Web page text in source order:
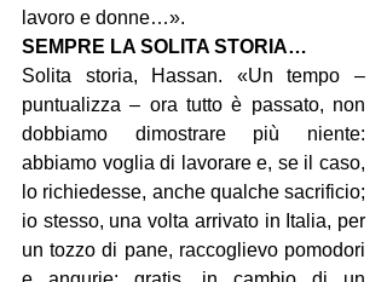
lavoro e donne…».
SEMPRE LA SOLITA STORIA…
Solita storia, Hassan. «Un tempo –
puntualizza – ora tutto è passato, non
dobbiamo dimostrare più niente:
abbiamo voglia di lavorare e, se il caso,
lo richiedesse, anche qualche sacrificio;
io stesso, una volta arrivato in Italia, per
un tozzo di pane, raccoglievo pomodori